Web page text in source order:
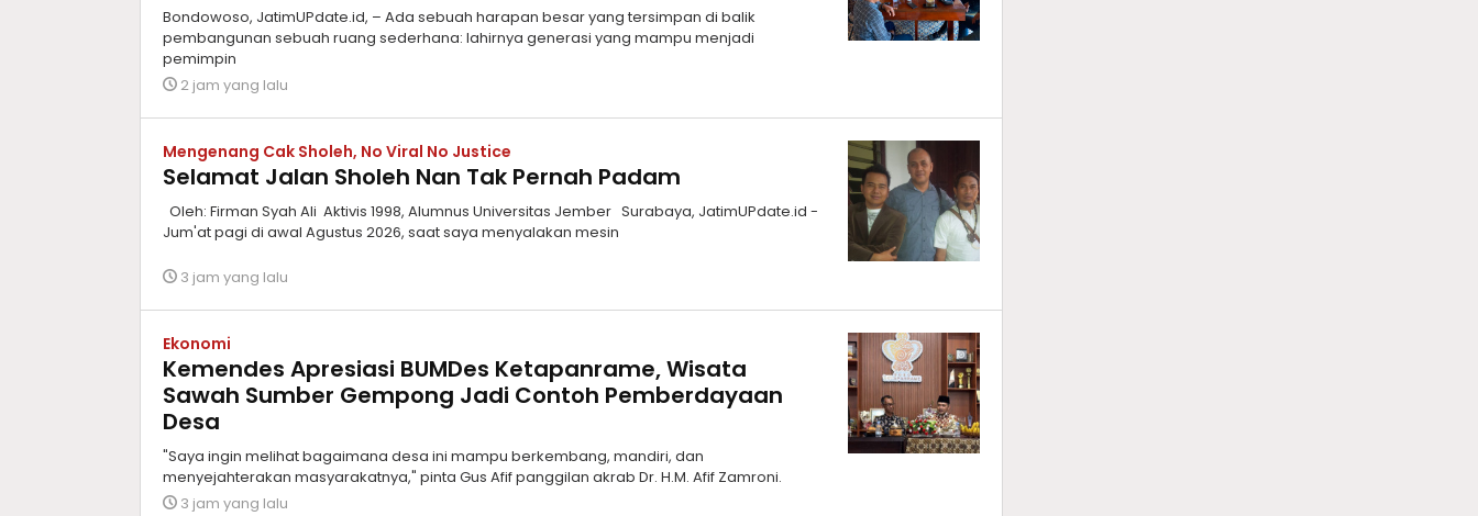
Bondowoso, JatimUPdate.id, – Ada sebuah harapan besar yang tersimpan di balik
pembangunan sebuah ruang sederhana: lahirnya generasi yang mampu menjadi
pemimpin
2 jam yang lalu
Mengenang Cak Sholeh, No Viral No Justice
Selamat Jalan Sholeh Nan Tak Pernah Padam
Oleh: Firman Syah Ali Aktivis 1998, Alumnus Universitas Jember Surabaya, JatimUPdate.id -
Jum'at pagi di awal Agustus 2026, saat saya menyalakan mesin
3 jam yang lalu
Ekonomi
Kemendes Apresiasi BUMDes Ketapanrame, Wisata
Sawah Sumber Gempong Jadi Contoh Pemberdayaan
Desa
"Saya ingin melihat bagaimana desa ini mampu berkembang, mandiri, dan
menyejahterakan masyarakatnya," pinta Gus Afif panggilan akrab Dr. H.M. Afif Zamroni.
3 jam yang lalu